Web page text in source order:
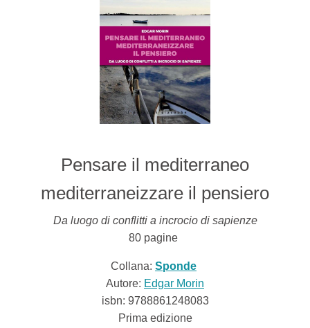
Pensare il mediterraneo
mediterraneizzare il pensiero
Da luogo di conflitti a incrocio di sapienze
80 pagine
Collana: Sponde
Autore: Edgar Morin
isbn: 9788861248083
Prima edizione